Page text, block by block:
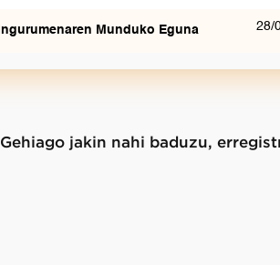
Ingurumenaren Munduko Eguna 28/
Gehiago jakin nahi baduzu,